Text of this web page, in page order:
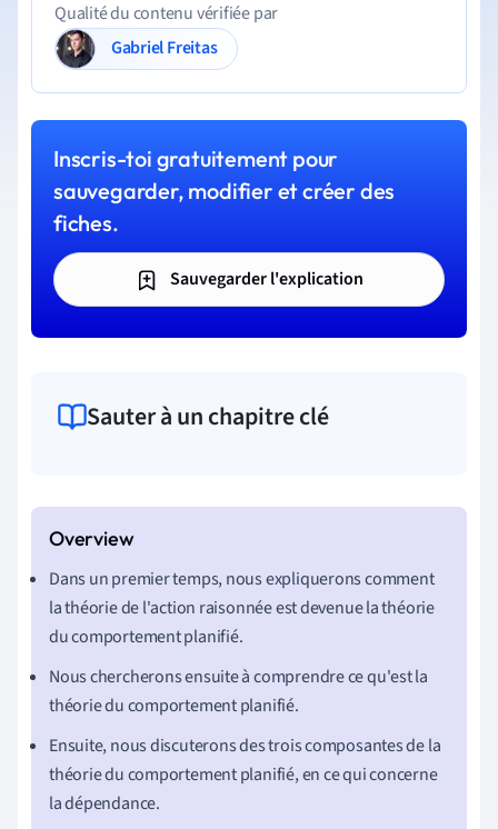
Qualité du contenu vérifiée par
Gabriel Freitas
Inscris-toi gratuitement pour
sauvegarder, modifier et créer des
fiches.
Sauvegarder l'explication
Sauter à un chapitre clé
Dans un premier temps, nous expliquerons comment
la théorie de l'action raisonnée est devenue la théorie
du comportement planifié.
Nous chercherons ensuite à comprendre ce qu'est la
théorie du comportement planifié.
Ensuite, nous discuterons des trois composantes de la
théorie du comportement planifié, en ce qui concerne
la dépendance.